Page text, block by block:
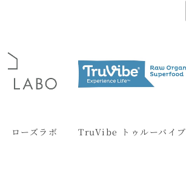
ローズラボ TruVibe トゥルーバイブ